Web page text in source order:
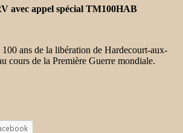
avec appel spécial TM100HAB
ans de la libération de Hardecourt-aux-
cours de la Première Guerre mondiale.